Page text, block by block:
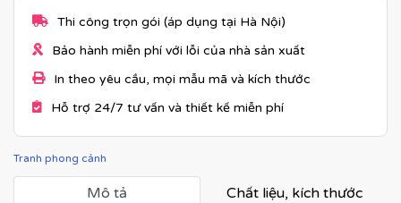
Thi công trọn gói (áp dụng tại Hà Nội)
Bảo hành miễn phí với lỗi của nhà sản xuất
In theo yêu cầu, mọi mẫu mã và kích thước
Hỗ trợ 24/7 tư vấn và thiết kế miễn phí
Tranh phong cảnh
Mô tả Chất liệu, kích thước